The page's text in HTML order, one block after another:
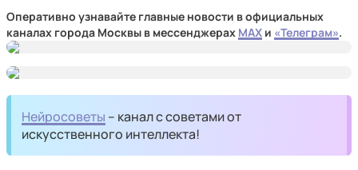
Оперативно узнавайте главные новости в официальных
каналах города Москвы в мессенджерах MAX и «Телеграм».
Нейросоветы – канал с советами от
искусственного интеллекта!